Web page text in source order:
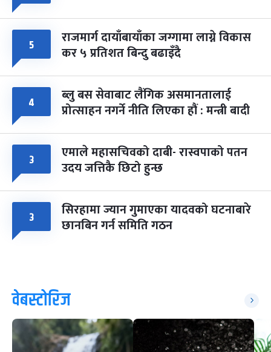
५ राजमार्ग दायाँबायाँका जग्गामा लाग्ने विकास
कर ५ प्रतिशत बिन्दु बढाइँदै
४ ब्लु बस सेवाबाट लैंगिक असमानतालाई
प्रोत्साहन नगर्ने नीति लिएका हौं : मन्त्री बादी
३ एमाले महासचिवको दाबी- रास्वपाको पतन
उदय जत्तिकै छिटो हुन्छ
३ सिरहामा ज्यान गुमाएका यादवको घटनाबारे
छानबिन गर्न समिति गठन
वेबस्टोरिज